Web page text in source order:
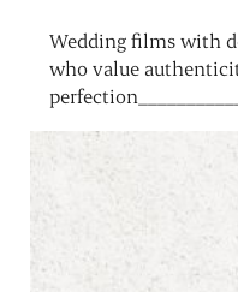
Wedding films with
who value